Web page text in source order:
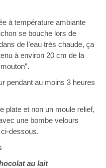
à température ambiante
se bouche lors de
de l’eau très chaude, ça
à environ 20 cm de la
pendant au moins 3 heures
plate et non un moule relief,
une bombe velours
dessous.
au lait